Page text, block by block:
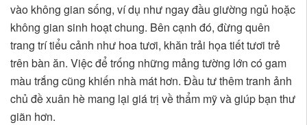
vào không gian sống, ví dụ như ngay đầu giường ngủ hoặc
không gian sinh hoạt chung. Bên cạnh đó, đừng quên
trang trí tiểu cảnh như hoa tươi, khăn trải họa tiết tươi trẻ
trên bàn ăn. Việc để trống những mảng tường lớn có gam
màu trắng cũng khiến nhà mát hơn. Đầu tư thêm tranh ảnh
chủ đề xuân hè mang lại giá trị về thẩm mỹ và giúp bạn thư
giãn hơn.